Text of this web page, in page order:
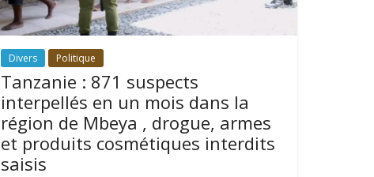
Divers Politique
Tanzanie : 871 suspects
interpellés en un mois dans la
région de Mbeya , drogue, armes
et produits cosmétiques interdits
saisis